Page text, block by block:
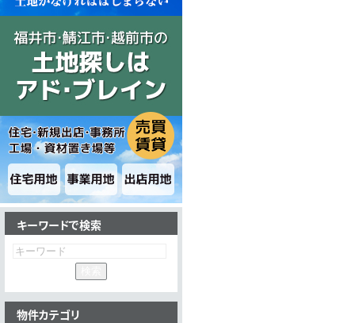
キーワードで検索
物件カテゴリ